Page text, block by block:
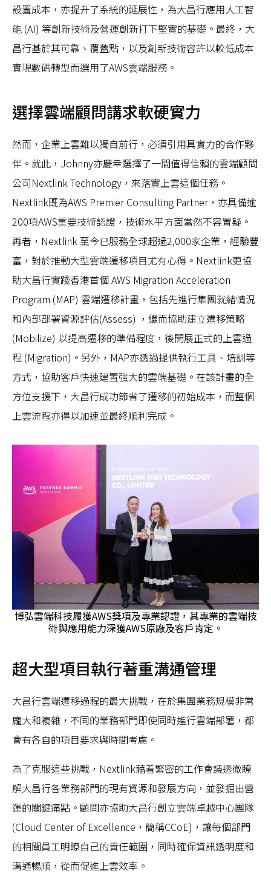
設置成本，亦提升了系統的延展性，為大昌行應用人工智
能 (AI) 等創新技術及營運創新打下堅實的基礎。最終，大
昌行基於其可靠、覆蓋點，以及創新技術容許以較低成本
實現數碼轉型而選用了AWS雲端服務。
選擇雲端顧問講求軟硬實力
然而，企業上雲難以獨自前行，必須引用具實力的合作夥
伴。就此，Johnny亦慶幸選擇了一間值得信賴的雲端顧問
公司Nextlink Technology，來落實上雲這個任務。
Nextlink既為AWS Premier Consulting Partner，亦具備逾
200項AWS重要技術認證，技術水平方面當然不容置疑。
再者，Nextlink 至今已服務全球超過2,000家企業，經驗豐
富，對於推動大型雲端遷移項目尤有心得。Nextlink更協
助大昌行實踐香港首個 AWS Migration Acceleration
Program (MAP) 雲端遷移計畫，包括先進行集團就緒情況
和內部部署資源評估(Assess) ，繼而協助建立遷移策略
(Mobilize) 以提高遷移的準備程度，後開展正式的上雲過
程 (Migration)。另外，MAP亦透過提供執行工具、培訓等
方式，協助客戶快速建置強大的雲端基礎。在該計畫的全
方位支援下，大昌行成功節省了遷移的初始成本，而整個
上雲流程亦得以加速並最終順利完成。
博弘雲端科技履獲AWS獎項及專業認證，其專業的雲端技
術與應用能力深獲AWS原廠及客戶肯定。
超大型項目執行著重溝通管理
大昌行雲端遷移過程的最大挑戰，在於集團業務規模非常
龐大和複雜，不同的業務部門即使同時進行雲端部署，都
會有各自的項目要求與時間考慮。
為了克服這些挑戰，Nextlink藉着緊密的工作會議透徹瞭
解大昌行各業務部門的現有資源和發展方向，並發掘出營
運的關鍵痛點。顧問亦協助大昌行創立雲端卓越中心團隊
(Cloud Center of Excellence，簡稱CCoE)，讓每個部門
的相關員工明瞭自己的責任範圍，同時確保資訊透明度和
溝通暢順，從而促進上雲效率。